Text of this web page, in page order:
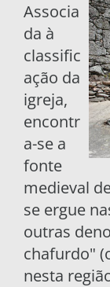
Associa
da à
classific
ação da
igreja,
encontr
a-se a
fonte
medieval
se ergue
outras
chafurdo"
nesta